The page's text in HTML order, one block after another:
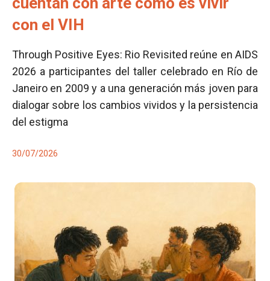
con el VIH
Through Positive Eyes: Rio Revisited reúne en AIDS
2026 a participantes del taller celebrado en Río de
Janeiro en 2009 y a una generación más joven para
dialogar sobre los cambios vividos y la persistencia
del estigma
30/07/2026